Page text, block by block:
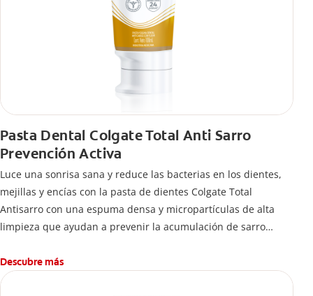
Pasta Dental Colgate Total Anti Sarro
Prevención Activa
Luce una sonrisa sana y reduce las bacterias en los dientes,
mejillas y encías con la pasta de dientes Colgate Total
Antisarro con una espuma densa y micropartículas de alta
limpieza que ayudan a prevenir la acumulación de sarro
Descubre más